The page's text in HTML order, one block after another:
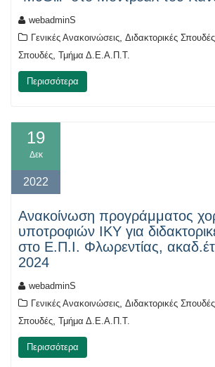
webadminS
Γενικές Ανακοινώσεις Διδακτορικές Σπουδές
Σπουδές Τμήμα Δ.Ε.Α.Π.Τ.
Περισσότερα
19
Δεκ
2022
Ανακοίνωση προγράμματος
υποτροφιών ΙΚΥ για
στο Ε.Π.Ι. Φλωρεντίας,
2024
webadminS
Γενικές Ανακοινώσεις Διδακτορικές Σπουδές
Σπουδές Τμήμα Δ.Ε.Α.Π.Τ.
Περισσότερα